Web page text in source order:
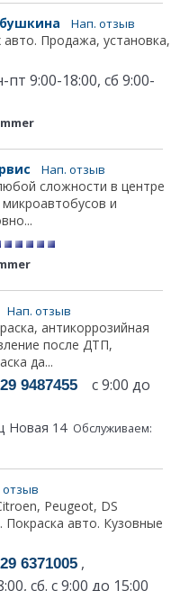
Нап. отзыв
авто. Продажа, установка,
9:00-18:00, сб 9:00-
Нап. отзыв
сложности в центре
и
Нап. отзыв
антикоррозийная
после ДТП,
да...
29 9487455 с 9:00 до
Новая 14 Обслуживаем:
Peugeot, DS
авто. Кузовные
29 6371005 ,
сб. с 9:00 до 15:00